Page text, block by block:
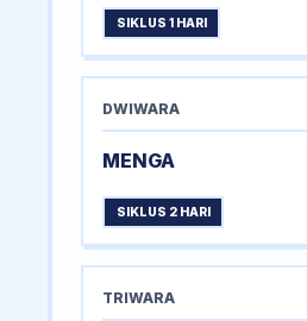
SIKLUS 1 HARI
DWIWARA
MENGA
SIKLUS 2 HARI
TRIWARA